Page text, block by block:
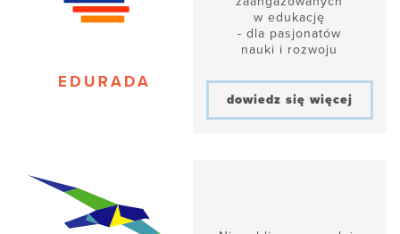
w edukację
- dla pasjonatów
nauki i rozwoju
dowiedz się więcej